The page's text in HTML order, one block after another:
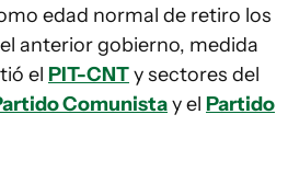
edad normal de retiro los
anterior gobierno, medida
el PIT-CNTy sectores del
Comunistay el Partido